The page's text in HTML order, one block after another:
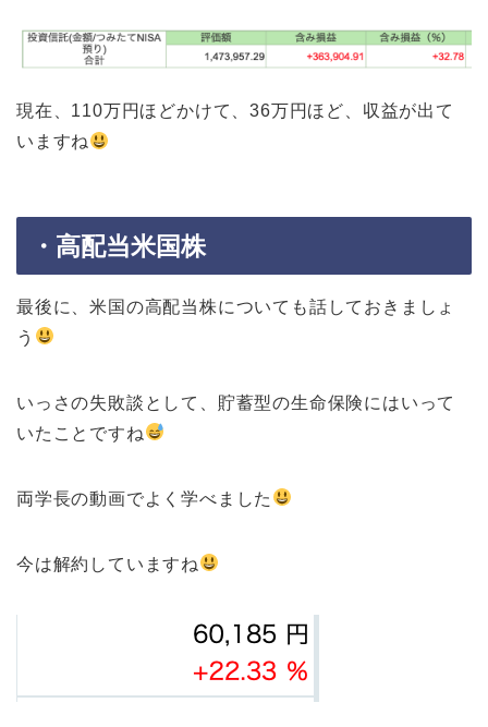
現在、110万円ほどかけて、36万円ほど、収益が出て
いますね
・高配当米国株
最後に、米国の高配当株についても話しておきましょ
う
いっさの失敗談として、貯蓄型の生命保険にはいって
いたことですね
両学長の動画でよく学べました
今は解約していますね